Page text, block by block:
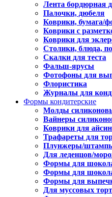
Лента бордюрная
Палочки, дюбеля
Коврики, бумага/
Коврики с
Коврики для
Столики, блюда,
Скалки для теста
Фальш-ярусы
Фотофоны для
Флористика
Журналы для
Формы кондитерские
Молды
Вайнеры
Коврики для
Трафареты для
Плунжеры/
Для леденцов/
Формы для
Формы для
Формы для
Для муссовых